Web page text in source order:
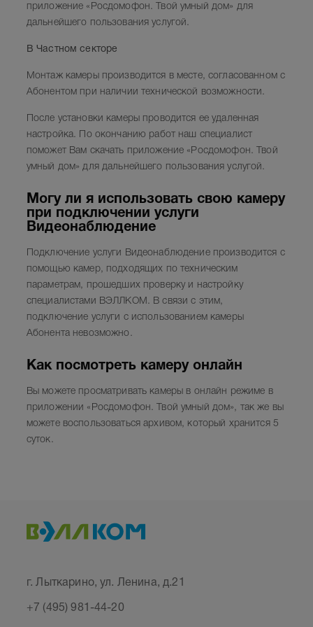
приложение «Росдомофон. Твой умный дом» для
дальнейшего пользования услугой.
В Частном секторе
Монтаж камеры производится в месте, согласованном с
Абонентом при наличии технической возможности.
После установки камеры проводится ее удаленная
настройка. По окончанию работ наш специалист
поможет Вам скачать приложение «Росдомофон. Твой
умный дом» для дальнейшего пользования услугой.
Могу ли я использовать свою камеру
при подключении услуги
Видеонаблюдение
Подключение услуги Видеонаблюдение производится с
помощью камер, подходящих по техническим
параметрам, прошедших проверку и настройку
специалистами ВЭЛЛКОМ. В связи с этим,
подключение услуги с использованием камеры
Абонента невозможно.
Как посмотреть камеру онлайн
Вы можете просматривать камеры в онлайн режиме в
приложении «Росдомофон. Твой умный дом», так же вы
можете воспользоваться архивом, который хранится 5
суток.
г. Лыткарино, ул. Ленина, д.21
+7 (495) 981-44-20